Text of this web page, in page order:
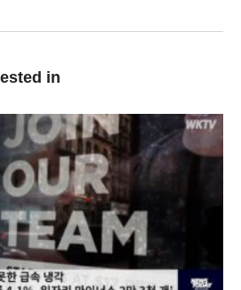
in